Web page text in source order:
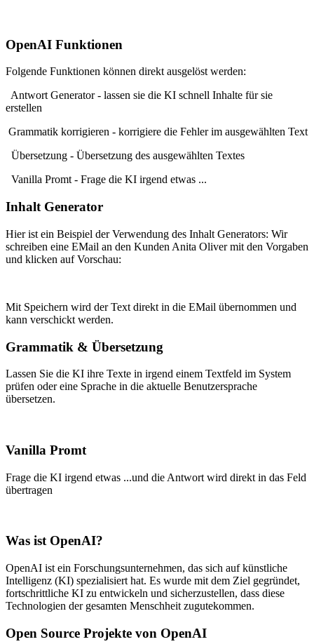
OpenAI Funktionen
Folgende Funktionen können direkt ausgelöst werden:
Antwort Generator - lassen sie die KI schnell Inhalte für sie
erstellen
Grammatik korrigieren - korrigiere die Fehler im ausgewählten Text
Übersetzung - Übersetzung des ausgewählten Textes
Vanilla Promt - Frage die KI irgend etwas ...
Inhalt Generator
Hier ist ein Beispiel der Verwendung des Inhalt Generators: Wir
schreiben eine EMail an den Kunden Anita Oliver mit den Vorgaben
und klicken auf Vorschau:
Mit Speichern wird der Text direkt in die EMail übernommen und
kann verschickt werden.
Grammatik & Übersetzung
Lassen Sie die KI ihre Texte in irgend einem Textfeld im System
prüfen oder eine Sprache in die aktuelle Benutzersprache
übersetzen.
Vanilla Promt
Frage die KI irgend etwas ...und die Antwort wird direkt in das Feld
übertragen
Was ist OpenAI?
OpenAI ist ein Forschungsunternehmen, das sich auf künstliche
Intelligenz (KI) spezialisiert hat. Es wurde mit dem Ziel gegründet,
fortschrittliche KI zu entwickeln und sicherzustellen, dass diese
Technologien der gesamten Menschheit zugutekommen.
Open Source Projekte von OpenAI